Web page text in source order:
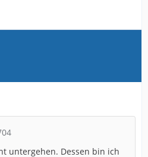
untergehen. Dessen bin ich